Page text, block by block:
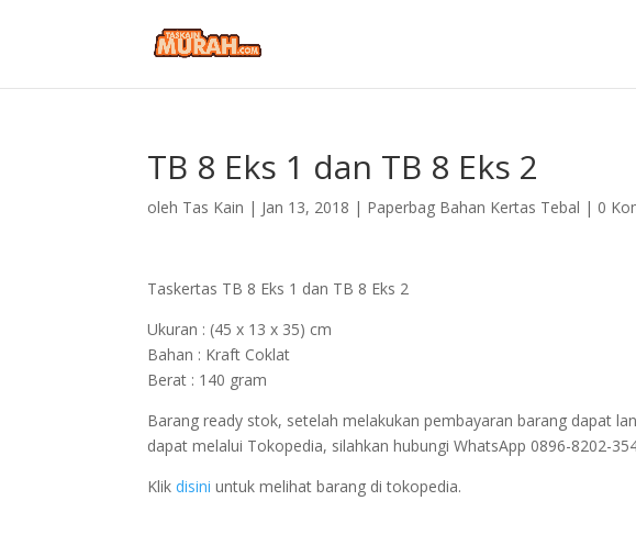
TB 8 Eks 1 dan TB 8 Eks 2
oleh Tas Kain | Jan 13, 2018 | Paperbag Bahan Kertas Tebal | 0
Taskertas TB 8 Eks 1 dan TB 8 Eks 2
Ukuran : (45 x 13 x 35) cm
Bahan : Kraft Coklat
Berat : 140 gram
Barang ready stok, setelah melakukan pembayaran barang dapat
dapat melalui Tokopedia, silahkan hubungi WhatsApp 0896-8202-
Klikdisini untuk melihat barang di tokopedia.